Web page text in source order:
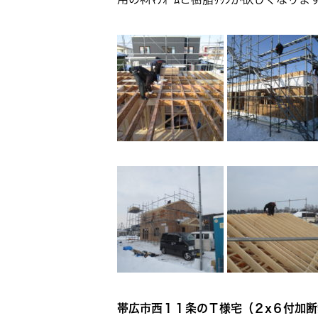
帯広市西１１条のＴ様宅（２x６付加